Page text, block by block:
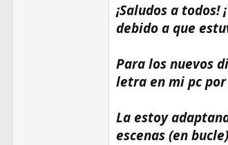
¡Saludos a
debido a que
Para los nuevos
letra en mi pc
La estoy
escenas (en